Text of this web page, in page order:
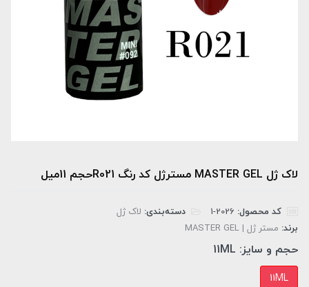
لاک ژل MASTER GEL مسترژل کد رنگ R021حجم 11میل
کد محصول: دسته‌بندی: لاک ژل
برند: مستر ژل | MASTER GEL
حجم و سایز: 11ML
11ML